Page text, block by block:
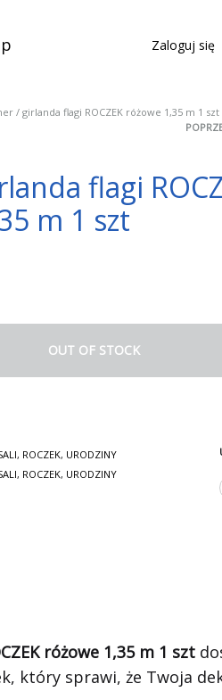
Zaloguj się
/ girlanda flagi ROCZEK różowe 1,35 m 1 szt
flagi
m 1 szt
OUT OF STOCK
, ROCZEK, URODZINY
, ROCZEK, URODZINY
różowe 1,35 m 1 szt
który sprawi, że Twoja